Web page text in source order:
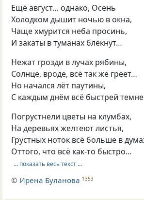
Ещё август… однако, Осень
Холодком дышит ночью в окна,
Чаще хмурится неба просинь,
И закаты в туманах блёкнут…
Нежат грозди в лучах рябины,
Солнце, вроде, всё так же греет…
Но начался лёт паутины,
С каждым днём всё быстрей
Погрустнели цветы на клумбах,
На деревьях желтеют листья,
Грустных ноток всё больше в
Оттого, что всё как-то быстро…
… показать весь текст …
© Ирена Буланова 1353